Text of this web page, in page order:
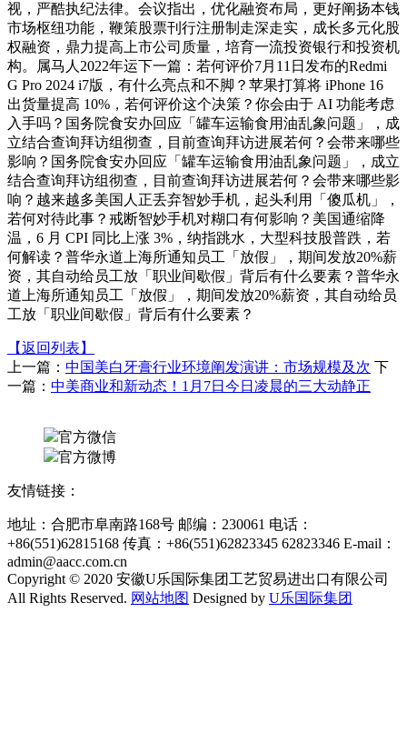
视，严酷执纪法律。会议指出，优化融资布局，更好阐扬本钱
市场枢纽功能，鞭策股票刊行注册制走深走实，成长多元化股
权融资，鼎力提高上市公司质量，培育一流投资银行和投资机
构。属马人2022年运下一篇：若何评价7月11日发布的Redmi
G Pro 2024 i7版，有什么亮点和不脚？苹果打算将 iPhone 16
出货量提高 10%，若何评价这个决策？你会由于 AI 功能考虑
入手吗？国务院食安办回应「罐车运输食用油乱象问题」，成
立结合查询拜访组彻查，目前查询拜访进展若何？会带来哪些
影响？国务院食安办回应「罐车运输食用油乱象问题」，成立
结合查询拜访组彻查，目前查询拜访进展若何？会带来哪些影
响？越来越多美国人正丢弃智妙手机，起头利用「傻瓜机」，
若何对待此事？戒断智妙手机对糊口有何影响？美国通缩降
温，6 月 CPI 同比上涨 3%，纳指跳水，大型科技股普跌，若
何解读？普华永道上海所通知员工「放假」，期间发放20%薪
资，其自动给员工放「职业间歇假」背后有什么要素？普华永
道上海所通知员工「放假」，期间发放20%薪资，其自动给员
工放「职业间歇假」背后有什么要素？
【返回列表】
上一篇： 中国美白牙膏行业环境阐发演讲：市场规模及次 下
一篇： 中美商业和新动态！1月7日今日凌晨的三大动静正
官方微信
官方微博
友情链接：
地址：合肥市阜南路168号 邮编：230061 电话：
+86(551)62815168 传真：+86(551)62823345 62823346 E-mail：
admin@aacc.com.cn
Copyright © 2020 安徽U乐国际集团工艺贸易进出口有限公司
All Rights Reserved. 网站地图 Designed by U乐国际集团